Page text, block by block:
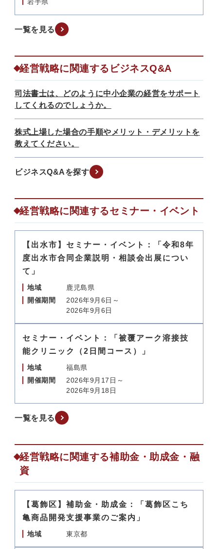
一覧を見る
経営戦略に関連するビジネスQ&A
司法書士は、どのように中小企業の経営をサポート
してくれるのでしょうか。
株式上場した場合の手順やメリット・デメリットを
教えてください。
ビジネスQ&Aを探す
経営戦略に関連するセミナー・イベント
【出水市】セミナー・イベント：「令和8年
度出水市合同企業説明・相談会出展につい
て」
地域
鹿児島県
開催期間
2026年9月6日～
2026年9月6日
セミナー・イベント：「被覆アーク溶接技
能クリニック（2日間コース）」
地域
福島県
開催期間
2026年9月17日～
2026年9月18日
一覧を見る
経営戦略に関連する補助金・助成金・融
資
【葛飾区】補助金・助成金：「葛飾区こち
亀商品開発支援事業のご案内」
地域 東京都